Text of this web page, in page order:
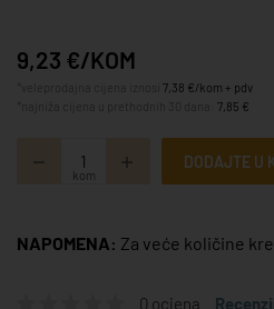
9,23 €/KOM
7,38 €/kom + pdv
7,85 €
kom
DODAJTE U
NAPOMENA: Za veće količine
0 ocjena